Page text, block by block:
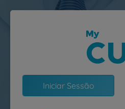
Passar para o conteúdo principal
Iniciar Sessão